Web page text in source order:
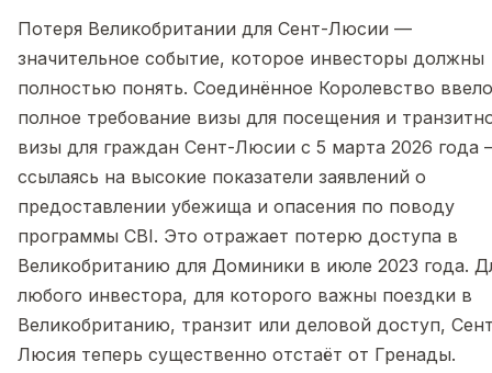
Потеря Великобритании для Сент-Люсии —
значительное событие, которое инвесторы должны
полностью понять. Соединённое Королевство ввело
полное требование визы для посещения и
визы для граждан Сент-Люсии с 5 марта 2026 года
ссылаясь на высокие показатели заявлений о
предоставлении убежища и опасения по поводу
программы CBI. Это отражает потерю доступа в
Великобританию для Доминики в июле 2023 года.
любого инвестора, для которого важны поездки в
Великобританию, транзит или деловой доступ,
Люсия теперь существенно отстаёт от Гренады.